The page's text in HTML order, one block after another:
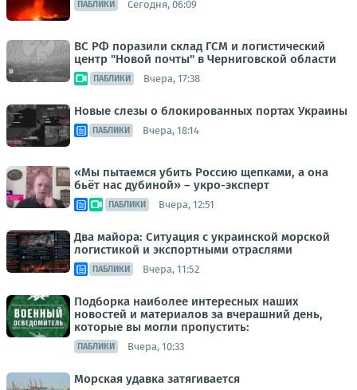
ПАБЛИКИ Сегодня, 06:09
ВС РФ поразили склад ГСМ и логистический
центр "Новой почты" в Черниговской области
ПАБЛИКИ Вчера, 17:38
Новые слезы о блокированных портах Украины
ПАБЛИКИ Вчера, 18:14
«Мы пытаемся убить Россию щепками, а она
бьёт нас дубиной» – укро-эксперт
ПАБЛИКИ Вчера, 12:51
Два майора: Ситуация с украинской морской
логистикой и экспортными отраслями
ПАБЛИКИ Вчера, 11:52
Подборка наиболее интересных наших
новостей и материалов за вчерашний день,
которые вы могли пропустить:
ПАБЛИКИ Вчера, 10:33
Морская удавка затягивается